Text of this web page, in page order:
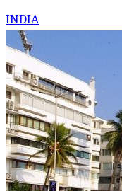
INDIA